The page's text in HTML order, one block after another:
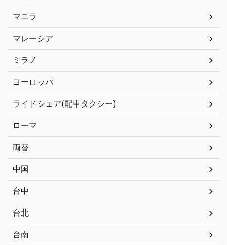
マニラ
マレーシア
ミラノ
ヨーロッパ
ライドシェア(配車タクシー)
ローマ
両替
中国
台中
台北
台南